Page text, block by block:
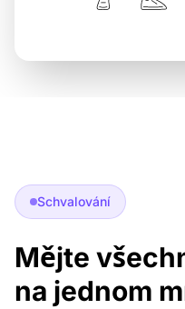
Schvalování
Mějte
na jednom